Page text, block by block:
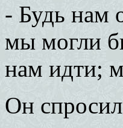
- Будь нам
мы могли
нам идти;
Он спросил